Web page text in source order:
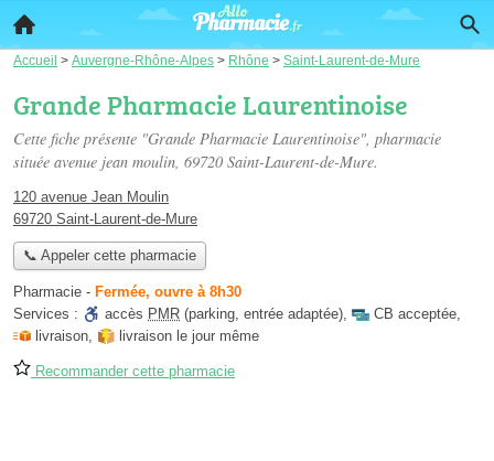
Accueil > Auvergne-Rhône-Alpes > Rhône > Saint-Laurent-de-Mure
Grande Pharmacie Laurentinoise
Cette fiche présente "Grande Pharmacie Laurentinoise", pharmacie
située avenue jean moulin, 69720 Saint-Laurent-de-Mure.
120 avenue Jean Moulin
69720 Saint-Laurent-de-Mure
📞 Appeler cette pharmacie
Pharmacie - Fermée, ouvre à 8h30
Services :
accès PMR (parking, entrée adaptée), CB acceptée,
livraison, livraison le jour même
Recommander cette pharmacie